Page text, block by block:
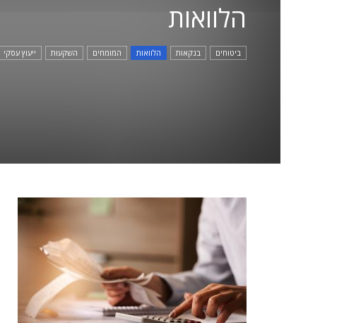
הלוואות
ביטוחים בנקאות הלוואות המומחים השקעות ייעוץ עסקי